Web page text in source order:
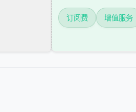
订阅费 增值服务